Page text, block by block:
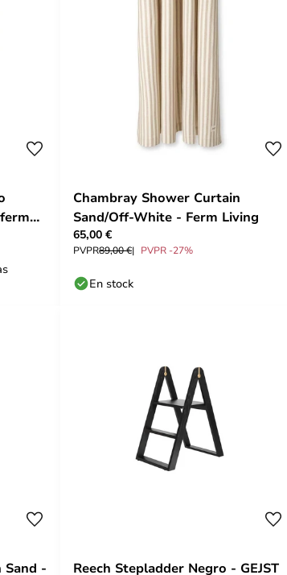
Chambray Shower Curtain
Sand/Off-White - Ferm Living
65,00 €
PVPR89,00 € PVPR -27%
En stock
Sand - Reech Stepladder Negro - GEJST